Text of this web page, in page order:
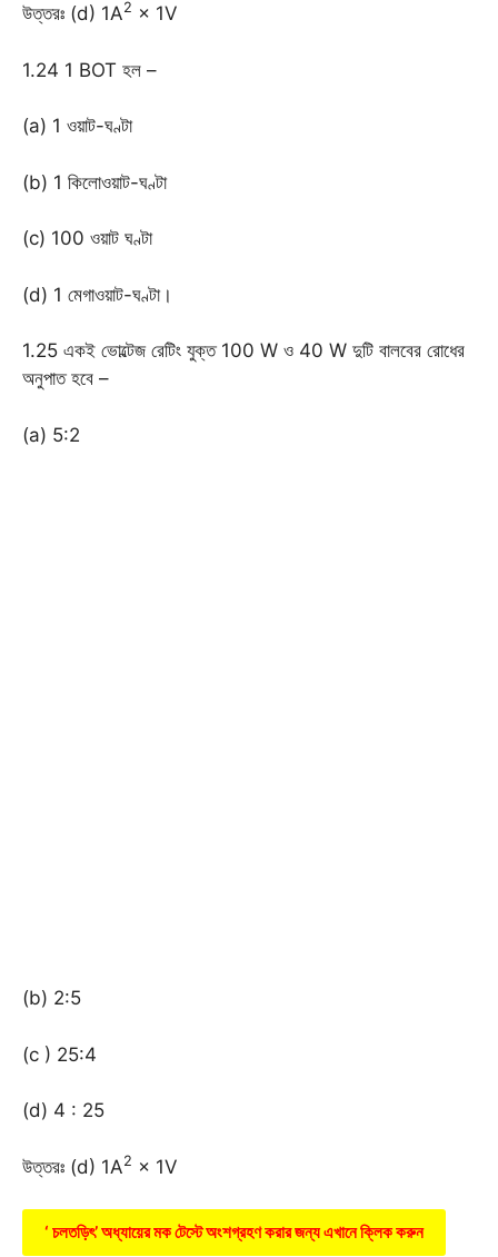
উত্তরঃ (d) 1A2 × 1V
1.24 1 BOT হল –
(a) 1 ওয়াট-ঘণ্টা
(b) 1 কিলোওয়াট-ঘণ্টা
(c) 100 ওয়াট ঘণ্টা
(d) 1 মেগাওয়াট-ঘণ্টা।
1.25 একই ভোল্টেজ রেটিং যুক্ত 100 W ও 40 W দুটি বালবের রোধের
অনুপাত হবে –
(a) 5:2
(b) 2:5
(c ) 25:4
(d) 4 : 25
উত্তরঃ (d) 1A2 × 1V
‘ চলতড়িৎ’ অধ্যায়ের মক টেস্টে অংশগ্রহণ করার জন্য এখানে ক্লিক করুন